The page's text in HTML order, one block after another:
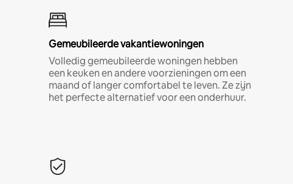
Gemeubileerde vakantiewoningen
Volledig gemeubileerde woningen hebben
een keuken en andere voorzieningen om een
maand of langer comfortabel te leven. Ze zijn
het perfecte alternatief voor een onderhuur.